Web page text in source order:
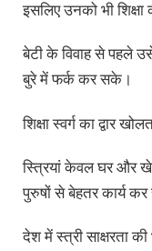
इसलिए उनको भी शिक्षा
बेटी के विवाह से पहले
बुरे में फर्क कर सके।
शिक्षा स्वर्ग का द्वार
स्त्रियां केवल घर और
पुरुषों से बेहतर कार्य
देश में स्त्री साक्षरता